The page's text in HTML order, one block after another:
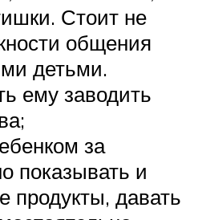
Стоит не
общения
детьми.
ему заводить
за
показывать и
продукты, давать